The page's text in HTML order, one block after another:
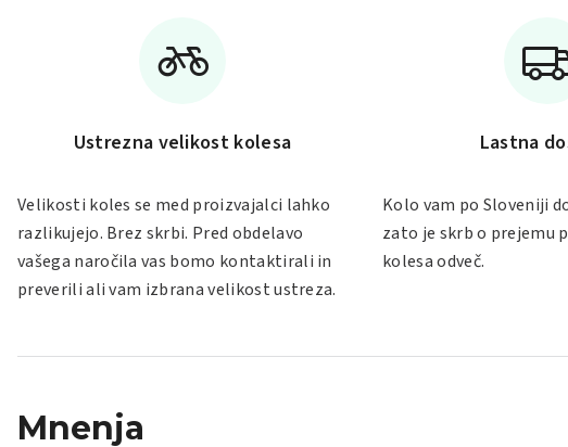
Ustrezna velikost kolesa
Velikosti koles se med proizvajalci lahko
razlikujejo. Brez skrbi. Pred obdelavo
vašega naročila vas bomo kontaktirali in
preverili ali vam izbrana velikost ustreza.
Lastna
Kolo vam po Sloveniji
zato je skrb o prejemu
kolesa odveč.
Mnenja